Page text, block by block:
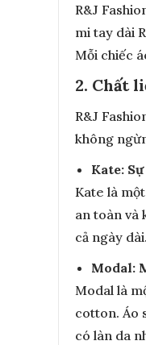
R&J
mi tay dài
Mỗi chiếc
2. Chất
R&J
không
Kate:
Kate là
an toàn và
cả ngày dài.
Modal:
Modal là
cotton. Áo
có làn da